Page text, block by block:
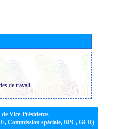
de travail
Vice-Présidents
Commission spéciale, RPC, GCR)